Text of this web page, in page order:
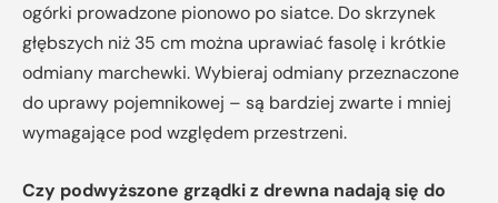
ogórki prowadzone pionowo po siatce. Do skrzynek
głębszych niż 35 cm można uprawiać fasolę i krótkie
odmiany marchewki. Wybieraj odmiany przeznaczone
do uprawy pojemnikowej – są bardziej zwarte i mniej
wymagające pod względem przestrzeni.
Czy podwyższone grządki z drewna nadają się do